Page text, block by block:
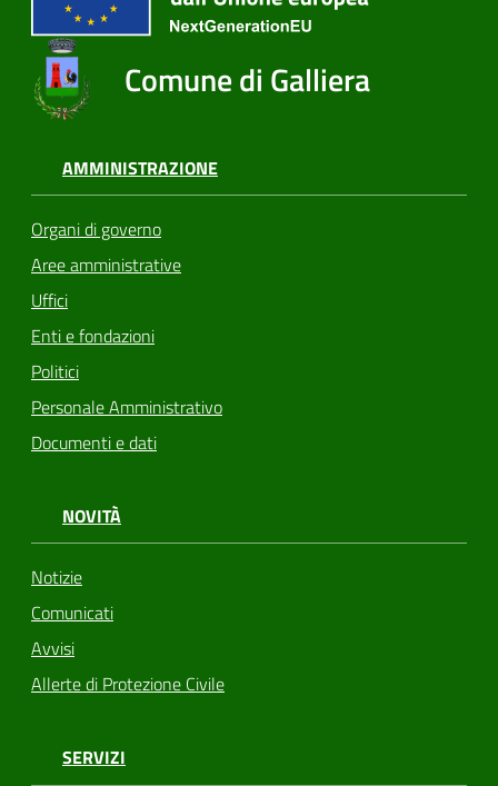
Comune di Galliera
AMMINISTRAZIONE
Organi di governo
Aree amministrative
Uffici
Enti e fondazioni
Politici
Personale Amministrativo
Documenti e dati
NOVITÀ
Notizie
Comunicati
Avvisi
Allerte di Protezione Civile
SERVIZI